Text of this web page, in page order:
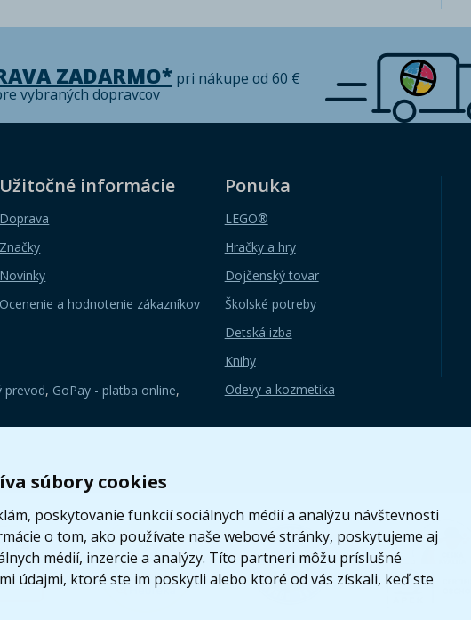
súbory cookies
poskytovanie funkcií sociálnych médií a analýzu návštevnosti
o tom, ako používate naše webové stránky, poskytujeme aj
médií, inzercie a analýzy. Títo partneri môžu príslušné
údajmi, ktoré ste im poskytli alebo ktoré od vás získali, keď ste
ZADARMO*pri nákupe od 60 €
vybraných dopravcov
Užitočné informácie
Doprava
Značky
Novinky
Ocenenie a hodnotenie zákazníkov
Ponuka
LEGO®
Hračky a hry
Dojčenský tovar
Školské potreby
Detská izba
Knihy
Odevy a kozmetika
prevod, GoPay - platba online,